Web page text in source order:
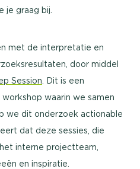
je graag bij.
met de interpretatie en
door middel
Session Dit is een
waarin we samen
we dit onderzoek actionable
dat deze sessies, die
interne projectteam,
en inspiratie.